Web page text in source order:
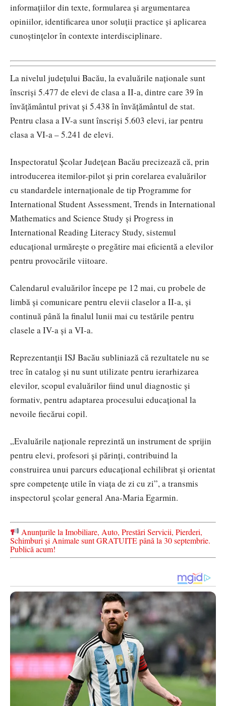
informațiilor din texte, formularea și argumentarea
opiniilor, identificarea unor soluții practice și aplicarea
cunoștințelor în contexte interdisciplinare.
La nivelul județului Bacău, la evaluările naționale sunt
înscriși 5.477 de elevi de clasa a II-a, dintre care 39 în
învățământul privat și 5.438 în învățământul de stat.
Pentru clasa a IV-a sunt înscriși 5.603 elevi, iar pentru
clasa a VI-a – 5.241 de elevi.
Inspectoratul Școlar Județean Bacău precizează că, prin
introducerea itemilor-pilot și prin corelarea evaluărilor
cu standardele internaționale de tip Programme for
International Student Assessment, Trends in International
Mathematics and Science Study și Progress in
International Reading Literacy Study, sistemul
educațional urmărește o pregătire mai eficientă a elevilor
pentru provocările viitoare.
Calendarul evaluărilor începe pe 12 mai, cu probele de
limbă și comunicare pentru elevii claselor a II-a, și
continuă până la finalul lunii mai cu testările pentru
clasele a IV-a și a VI-a.
Reprezentanții ISJ Bacău subliniază că rezultatele nu se
trec în catalog și nu sunt utilizate pentru ierarhizarea
elevilor, scopul evaluărilor fiind unul diagnostic și
formativ, pentru adaptarea procesului educațional la
nevoile fiecărui copil.
„Evaluările naționale reprezintă un instrument de sprijin
pentru elevi, profesori și părinți, contribuind la
construirea unui parcurs educațional echilibrat și orientat
spre competențe utile în viața de zi cu zi”, a transmis
inspectorul școlar general Ana-Maria Egarmin.
Anunțurile la Imobiliare, Auto, Prestări Servicii, Pierderi,
Schimburi și Animale sunt GRATUITE până la 30 septembrie.
Publică acum!